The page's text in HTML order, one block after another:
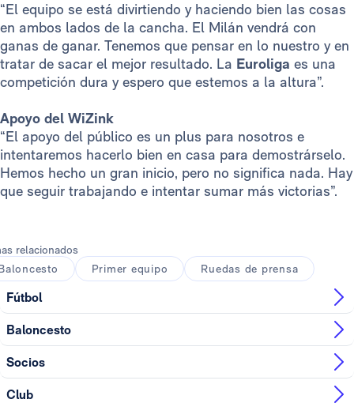
“El equipo se está divirtiendo y haciendo bien las cosas
en ambos lados de la cancha. El Milán vendrá con
ganas de ganar. Tenemos que pensar en lo nuestro y en
tratar de sacar el mejor resultado. La Euroliga es una
competición dura y espero que estemos a la altura”.
Apoyo del WiZink
“El apoyo del público es un plus para nosotros e
intentaremos hacerlo bien en casa para demostrárselo.
Hemos hecho un gran inicio, pero no significa nada. Hay
que seguir trabajando e intentar sumar más victorias”.
relacionados
Primer equipo Ruedas de prensa
Fútbol
Baloncesto
Socios
Club